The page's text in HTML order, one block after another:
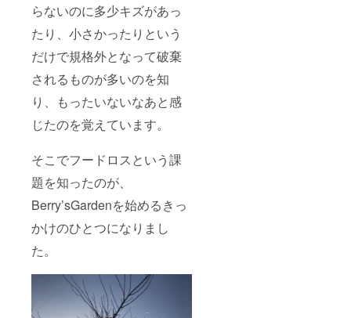
らないのに多少キズがあっ
たり、小さかったりという
だけで規格外となって破棄
されるものが多いのを知
り、もったいないなあと感
じたのを覚えています。
そこでフードロスという課
題を知ったのが、
Berry’sGardenを始めるきっ
かけのひとつになりまし
た。